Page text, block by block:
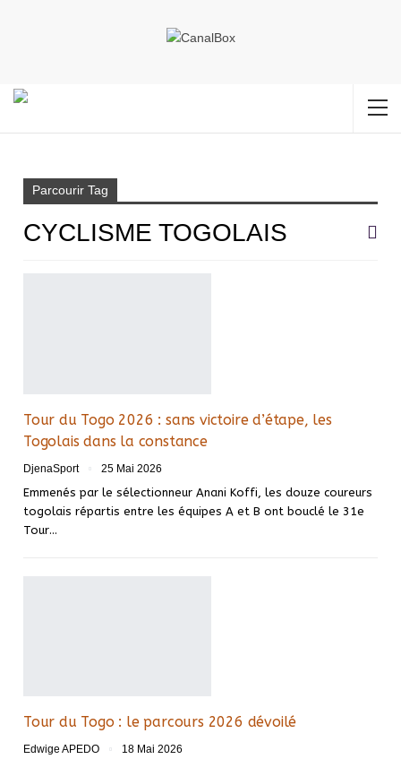
Parcourir Tag
CYCLISME TOGOLAIS
Tour du Togo 2026 : sans victoire d’étape, les
Togolais dans la constance
DjenaSport 25 Mai 2026
Emmenés par le sélectionneur Anani Koffi, les douze coureurs
togolais répartis entre les équipes A et B ont bouclé le 31e
Tour…
Tour du Togo : le parcours 2026 dévoilé
Edwige APEDO 18 Mai 2026